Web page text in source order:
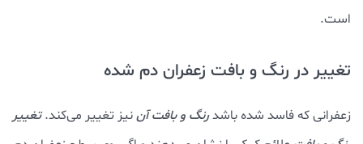
است.
تغییر در رنگ و بافت زعفران دم شده
زعفرانی که فاسد شده باشدرنگ و بافت آننیز تغییر می‌کند.تغییر